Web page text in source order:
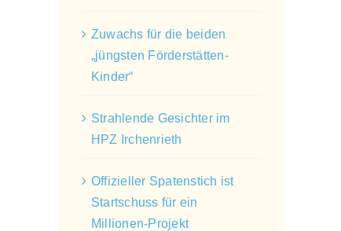
Zuwachs für die beiden
„jüngsten Förderstätten-
Kinder“
Strahlende Gesichter im
HPZ Irchenrieth
Offizieller Spatenstich ist
Startschuss für ein
Millionen-Projekt